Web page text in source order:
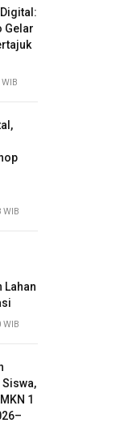
Gelar
WIB
Lahan
WIB
1